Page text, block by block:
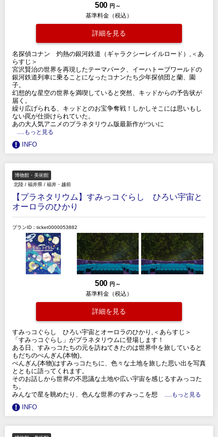
500 円 ～
基準料金（税込）
詳細を見る
名探偵コナン 灼熱の銀河鉄道（ギャラクシーレイルロード）,＜あ
らすじ＞
宮沢賢治の世界を再現したテーマパーク、イーハトーブワールドの
銀河鉄道列車に乗ることになったコナンたち少年探偵団と蘭、園
子。
幻想的な星空の世界を満喫していると突然、キッドからの予告状が
届く。
繰り広げられる、キッドとのお宝争奪戦！しかしそこには思いもし
ない罠が仕掛けられていた。
あの大人気アニメのプラネタリウム版最新作がついに
.....もっと見る
INFO
博物館・美術館
北陸 / 福井県 / 福井・越前
【プラネタリウム】すみっコぐらし ひろい宇宙と
オーロラのひかり
プランID：ticket0000053882
500 円 ～
基準料金（税込）
詳細を見る
すみっコぐらし ひろい宇宙とオーロラのひかり,＜あらすじ＞
「すみっコぐらし」がプラネタリウムに登場します！
ある日、すみっコたちの元を訪ねてきたのは世界中を旅していると
もだちのぺんぎん(本物)。
ぺんぎん(本物)はすみっコたちに、色々な土地を旅した思い出を写真
とともに語ってくれます。
そのお話しから世界の不思議な土地や広い宇宙を感じるすみっコた
ち。
みんなで星を眺めたり、色んな世界のすみっこを想
.....もっと見る
INFO